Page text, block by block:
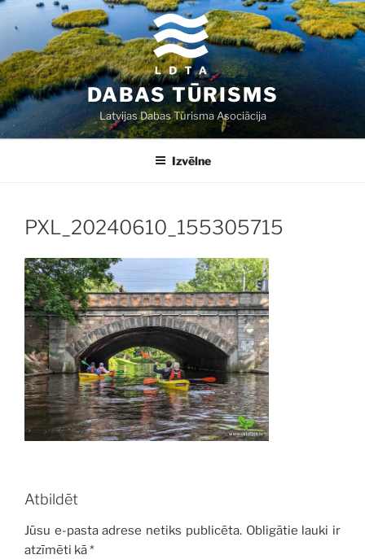
Doties
saturu
DABAS TŪRISMS
Latvijas Dabas Tūrisma Asociācija
Izvēlne
PXL_20240610_155305715
Atbildēt
Jūsu e-pasta adrese netiks publicēta. Obligātie lauki ir
atzīmēti kā*